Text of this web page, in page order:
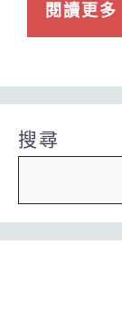
閱讀更多
搜尋